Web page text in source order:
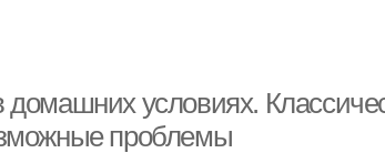
условиях.
проблемы